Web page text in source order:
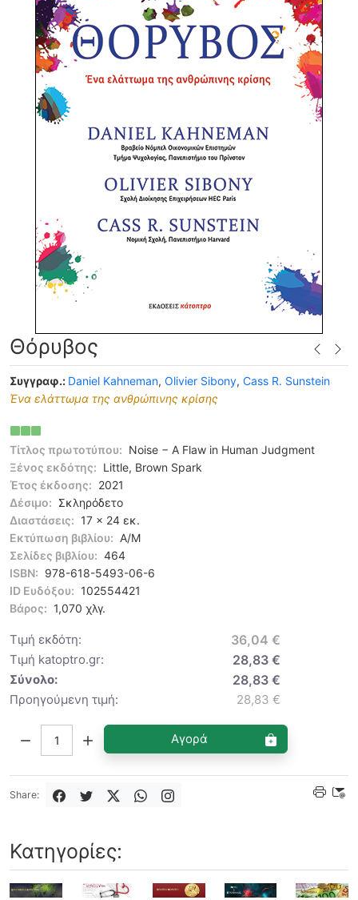
Θόρυβος
Συγγραφ.: Daniel Kahneman, Olivier Sibony, Cass R. Sunstein
Ένα ελάττωμα της ανθρώπινης κρίσης
Τίτλος πρωτοτύπου: Noise − A Flaw in Human Judgment
Ξένος εκδότης: Little, Brown Spark
Έτος έκδοσης: 2021
Δέσιμο: Σκληρόδετο
Διαστάσεις: 17 x 24 εκ.
Εκτύπωση βιβλίου: Α/Μ
Σελίδες βιβλίου: 464
ISBN: 978-618-5493-06-6
ID Ευδόξου: 102554421
Βάρος: 1,070 χλγ.
Τιμή εκδότη: 36,04 €
Τιμή katoptro.gr: 28,83 €
Σύνολο: 28,83 €
Προηγούμενη τιμή: 28,83 €
Αγορά
Share:
Κατηγορίες: